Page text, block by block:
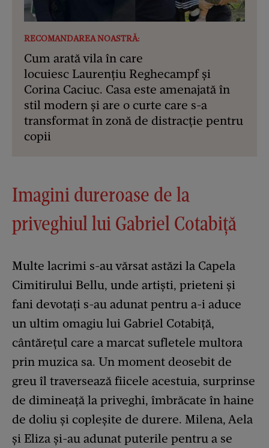
RECOMANDAREA NOASTRĂ:
Cum arată vila în care
locuiesc Laurențiu Reghecampf și
Corina Caciuc. Casa este amenajată în
stil modern și are o curte care s-a
transformat în zonă de distracție pentru
copii
Imagini dureroase de la
priveghiul lui Gabriel Cotabiță
Multe lacrimi s-au vărsat astăzi la Capela
Cimitirului Bellu, unde artiști, prieteni și
fani devotați s-au adunat pentru a-i aduce
un ultim omagiu lui Gabriel Cotabiță,
cântărețul care a marcat sufletele multora
prin muzica sa. Un moment deosebit de
greu îl traversează fiicele acestuia, surprinse
de dimineață la priveghi, îmbrăcate în haine
de doliu și copleșite de durere. Milena, Aela
și Eliza și-au adunat puterile pentru a se